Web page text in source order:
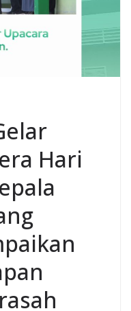
Hari